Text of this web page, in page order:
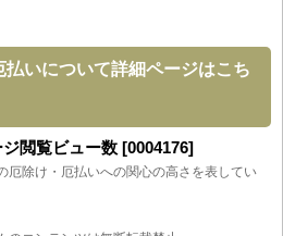
いについて詳細ページはこち
閲覧ビュー数 [0004176]
除け・厄払いへの関心の高さを表してい